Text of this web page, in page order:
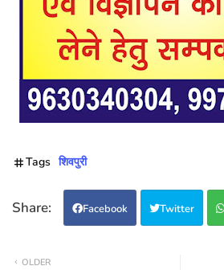
Tags शिवपुरी
Facebook Twitter
OLDER